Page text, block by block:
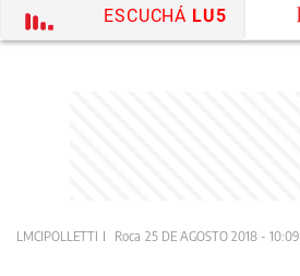
ESCUCHÁ LU5
LMCIPOLLETTI Roca 25 DE AGOSTO 2018 - 10:09